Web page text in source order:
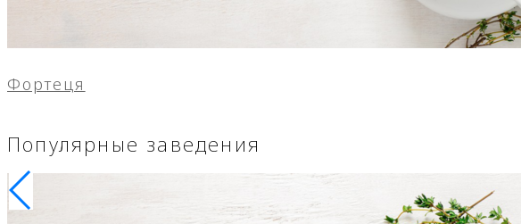
Фортеця
Популярные заведения